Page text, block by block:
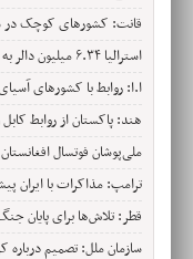
قانت: کشورهای کوچک در
استرالیا ۶.۳۴ میلیون دالر به صندوق بشردوستانه افغانستان کمک کرد
ا.ا: روابط با کشورهای
هند: پاکستان از روابط
ملی‌پوشان فوتسال
ترامپ: مذاکرات با ایران
قطر: تلاش‌ها برای پایان
سازمان ملل: تصمیم